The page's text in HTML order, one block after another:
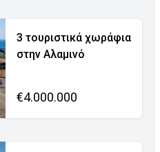
3 τουριστικά χωράφια
στην Αλαμινό
€4.000.000